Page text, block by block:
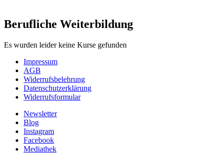
Berufliche Weiterbildung
Es wurden leider keine Kurse gefunden
Impressum
AGB
Widerrufsbelehrung
Datenschutzerklärung
Widerrufsformular
Newsletter
Blog
Instagram
Facebook
Mediathek